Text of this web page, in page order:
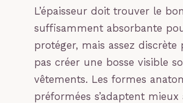
L’épaisseur doit trouver le
suffisamment absorbante
protéger, mais assez discrète
pas créer une bosse visible
vêtements. Les formes
préformées s’adaptent